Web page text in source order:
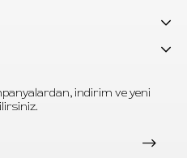
indirim ve yeni